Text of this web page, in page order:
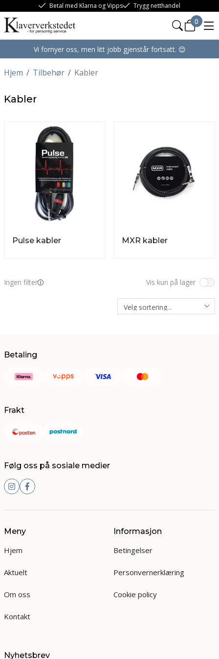
Betal med Klarna og Vipps Trygg netthandel
0
Vi fornyer oss, men litt jobb gjenstår fortsatt. 😊
/
Hjem /
Tilbehør Kabler
Kabler
Pulse kabler MXR kabler
Ingen filter Vis kun på lager
Betaling
Frakt
Følg oss på sosiale medier
Meny
Hjem
Aktuelt
Om oss
Kontakt
Informasjon
Betingelser
Personvernerklæring
Cookie policy
Nyhetsbrev